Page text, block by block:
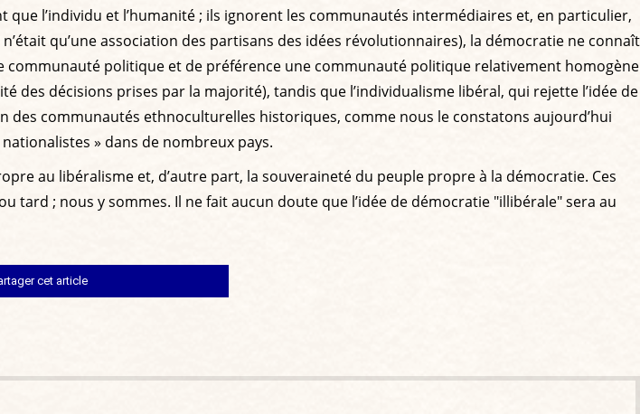
l’individu et l’humanité ; ils ignorent les communautés intermédiaires et, en particulier,
qu’une association des partisans des idées révolutionnaires), la démocratie ne connaît
politique et de préférence une communauté politique relativement homogène
décisions prises par la majorité), tandis que l’individualisme libéral, qui rejette l’idée de
communautés ethnoculturelles historiques, comme nous le constatons aujourd’hui
» dans de nombreux pays.
au libéralisme et, d’autre part, la souveraineté du peuple propre à la démocratie. Ces
; nous y sommes. Il ne fait aucun doute que l’idée de démocratie "illibérale" sera au
cet article